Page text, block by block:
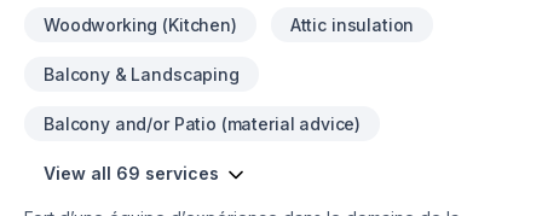
Woodworking (Kitchen) Attic insulation
Balcony & Landscaping
Balcony and/or Patio (material advice)
View all 69 services